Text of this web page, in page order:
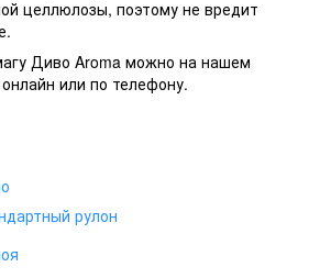
целлюлозы, поэтому не вредит
Диво Aroma можно на нашем
или по телефону.
рулон